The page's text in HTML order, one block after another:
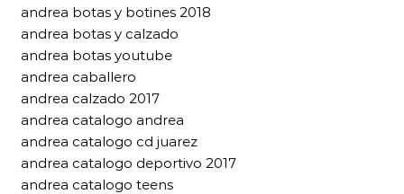
andrea botas y botines 2018
andrea botas y calzado
andrea botas youtube
andrea caballero
andrea calzado 2017
andrea catalogo andrea
andrea catalogo cd juarez
andrea catalogo deportivo 2017
andrea catalogo teens